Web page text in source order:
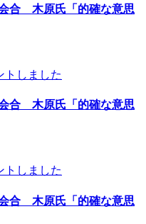
合 木原氏「的確な意思
トしました
合 木原氏「的確な意思
トしました
合 木原氏「的確な意思